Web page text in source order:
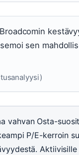
sen
vahvan Osta-
P/E-kerroin